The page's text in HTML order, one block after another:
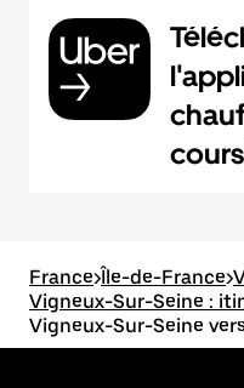
France>Île-de-France>
Vigneux-Sur-Seine :
Vigneux-Sur-Seine